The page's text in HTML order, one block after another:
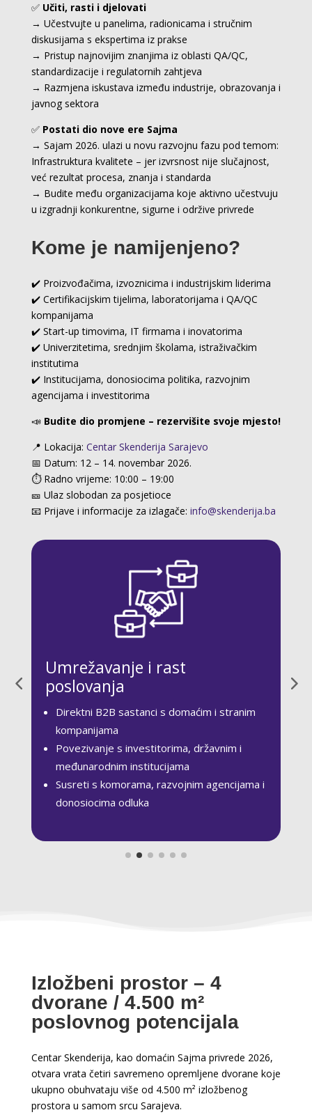
✅ Učiti, rasti i djelovati
→ Učestvujte u panelima, radionicama i stručnim
diskusijama s ekspertima iz prakse
→ Pristup najnovijim znanjima iz oblasti QA/QC,
standardizacije i regulatornih zahtjeva
→ Razmjena iskustava između industrije, obrazovanja i
javnog sektora
✅ Postati dio nove ere Sajma
→ Sajam 2026. ulazi u novu razvojnu fazu pod temom:
Infrastruktura kvalitete – jer izvrsnost nije slučajnost,
već rezultat procesa, znanja i standarda
→ Budite među organizacijama koje aktivno učestvuju
u izgradnji konkurentne, sigurne i održive privrede
Kome je namijenjeno?
✔️ Proizvođačima, izvoznicima i industrijskim liderima
✔️ Certifikacijskim tijelima, laboratorijama i QA/QC
kompanijama
✔️ Start-up timovima, IT firmama i inovatorima
✔️ Univerzitetima, srednjim školama, istraživačkim
institutima
✔️ Institucijama, donosiocima politika, razvojnim
agencijama i investitorima
📣 Budite dio promjene – rezervišite svoje mjesto!
📍 Lokacija: Centar Skenderija Sarajevo
📅 Datum: 12 – 14. novembar 2026.
⏱️ Radno vrijeme: 10:00 – 19:00
🎫 Ulaz slobodan za posjetioce
📧 Prijave i informacije za izlagače: info@skenderija.ba
Umrežavanje i rast
poslovanja
Direktni B2B sastanci s domaćim i stranim
kompanijama
Povezivanje s investitorima, državnim i
međunarodnim institucijama
Susreti s komorama, razvojnim agencijama i
donosiocima odluka
Izložbeni prostor – 4
dvorane / 4.500 m²
poslovnog potencijala
Centar Skenderija, kao domaćin Sajma privrede 2026,
otvara vrata četiri savremeno opremljene dvorane koje
ukupno obuhvataju više od 4.500 m² izložbenog
prostora u samom srcu Sarajeva.